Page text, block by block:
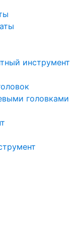
инструмент
головками